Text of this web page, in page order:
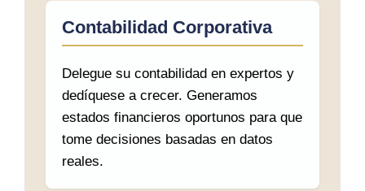
Contabilidad Corporativa
Delegue su contabilidad en expertos y
dedíquese a crecer. Generamos
estados financieros oportunos para que
tome decisiones basadas en datos
reales.